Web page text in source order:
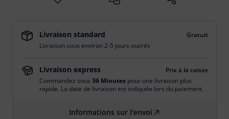
Livraison standard
Gratuit
Livraison sous environ 2-5 jours ouvrés
Livraison express
Prix à la caisse
Commandez sous 36 Minutes pour une livraison plus
rapide. La date de livraison est indiquée lors du paiement.
Informations sur l'envoi